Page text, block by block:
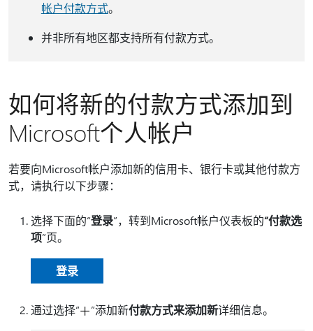
帐户付款方式。
并非所有地区都支持所有付款方式。
如何将新的付款方式添加到
Microsoft个人帐户
若要向Microsoft帐户添加新的信用卡、银行卡或其他付款方
式，请执行以下步骤：
选择下面的“登录”，转到Microsoft帐户仪表板的“付款选
项”页。
登录
通过选择“ ”添加新付款方式来添加新详细信息。